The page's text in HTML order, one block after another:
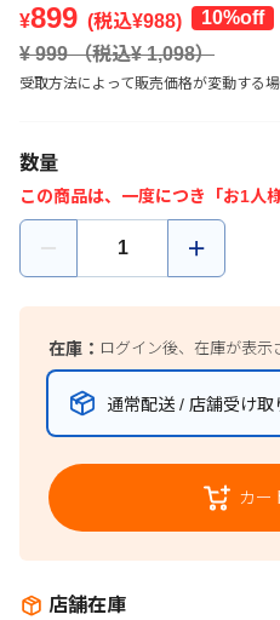
¥899 (税込¥988)
10%off
¥ 999（税込¥1,098）
受取方法によって販売価格が変動する場
数量
この商品は、一度につき「お1人
在庫： ログイン後、在庫が表示
通常配送 / 店舗受け取
カー
店舗在庫